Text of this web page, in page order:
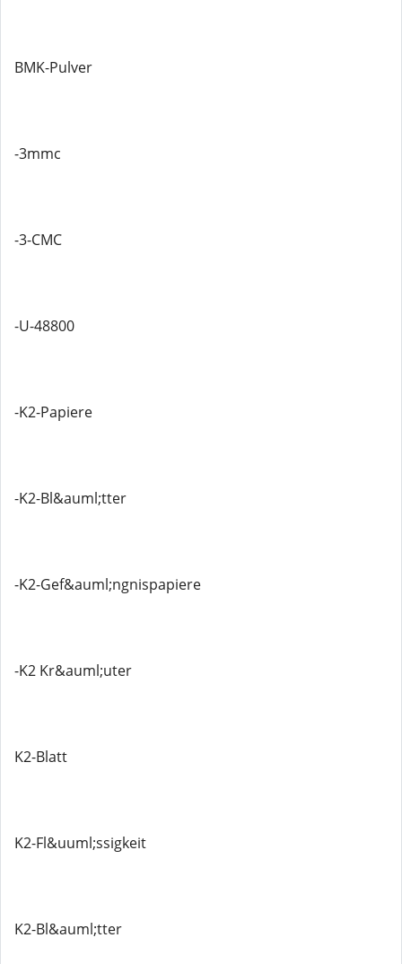
BMK-Pulver
-3mmc
-3-CMC
-U-48800
-K2-Papiere
-K2-Bl&auml;tter
-K2-Gef&auml;ngnispapiere
-K2 Kr&auml;uter
K2-Blatt
K2-Fl&uuml;ssigkeit
K2-Bl&auml;tter